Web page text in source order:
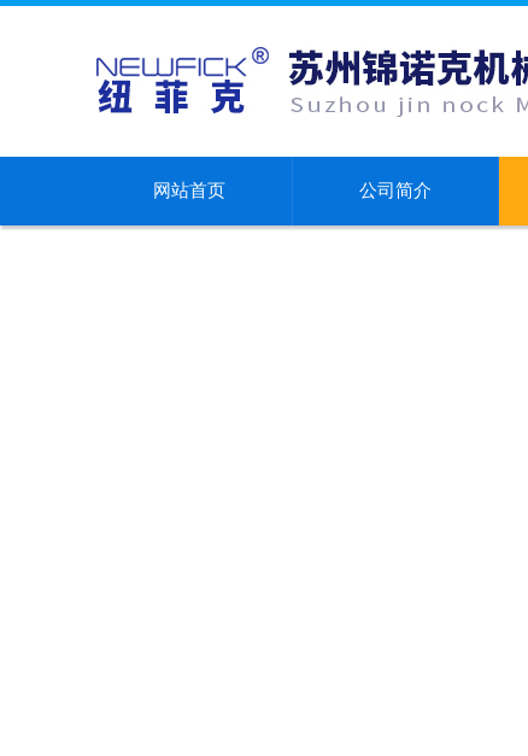
网站首页 公司简介